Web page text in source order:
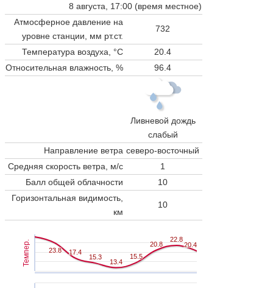
8 августа, 17:00 (время местное)
Атмосферное давление на
уровне станции, мм рт.ст.
732
Температура воздуха, °C
20.4
Относительная влажность, %
96.4
Ливневой дождь
слабый
Направление ветра северо-восточный
Средняя скорость ветра, м/с
1
Балл общей облачности
10
Горизонтальная видимость,
км
10
Темпер. 23.8
23.8 17.4
17.4
15.3
15.3
13.4
13.4
15.5
15.5
20.8
20.8
22.8
22.8
20.4
20.4